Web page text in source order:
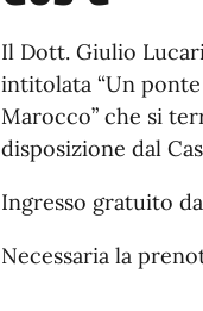
Il Dott. Giulio
intitolata “Un
Marocco” che si
disposizione dal
Ingresso gratuito
Necessaria la